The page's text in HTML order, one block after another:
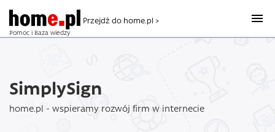
Pomoc i Baza wiedzy
Przejdź do home.pl >
SimplySign
home.pl - wspieramy rozwój firm w internecie